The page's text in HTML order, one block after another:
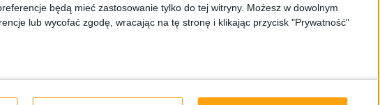
będą mieć zastosowanie tylko do tej witryny. Możesz w dowolnym
lub wycofać zgodę, wracając na tę stronę i klikając przycisk "Prywatność"